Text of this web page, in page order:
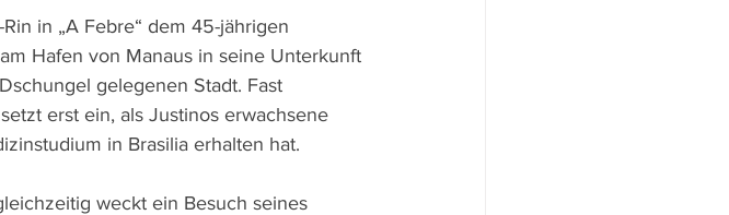
in „A Febre“ dem 45-jährigen
Hafen von Manaus in seine Unterkunft
gelegenen Stadt. Fast
erst ein, als Justinos erwachsene
in Brasilia erhalten hat.
weckt ein Besuch seines